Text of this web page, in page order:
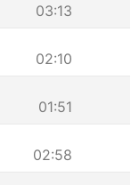
03:13
02:10
01:51
02:58